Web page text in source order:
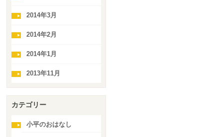
2014年3月
2014年2月
2014年1月
2013年11月
カテゴリー
小平のおはなし